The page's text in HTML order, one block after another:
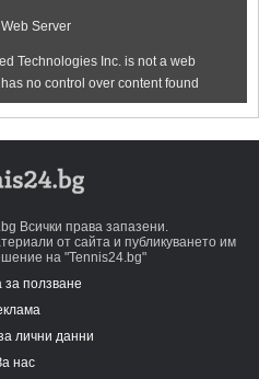
Всички права запазени.
от сайта и публикуването им
на "Tennis24.bg"
за ползване
лични данни
нас